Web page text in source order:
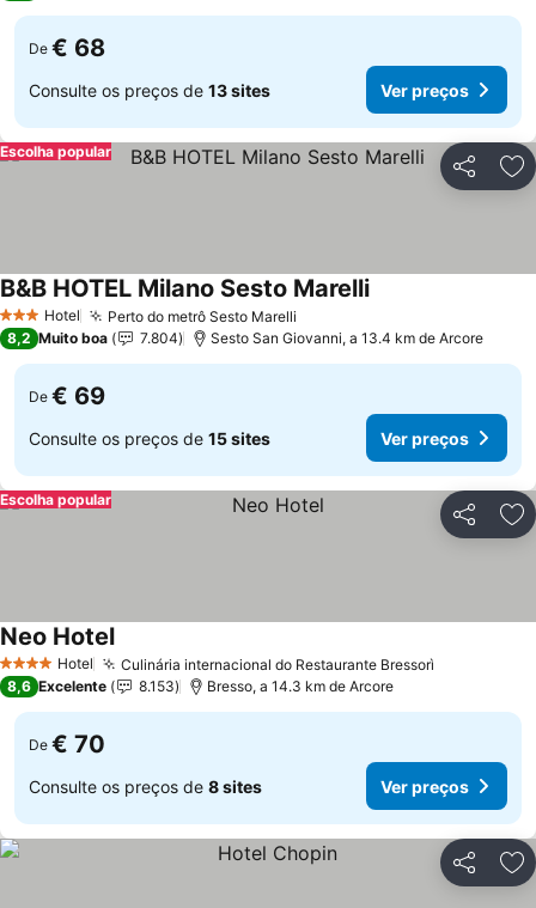
De € 68
Consulte os preços de 13 sites Ver preços
Partilhar
Escolha popular
3 EstrelasHotel Perto do metrô Sesto Marelli
B&B HOTEL Milano Sesto Marelli
8,2 Muito boa 7.804 Sesto San Giovanni, a 13.4 km de Arcore
De € 69
Consulte os preços de 15 sites Ver preços
Partilhar
Escolha popular
4 EstrelasHotel Culinária internacional do Restaurante Bressorì
Neo Hotel
8,6 Excelente 8.153 Bresso, a 14.3 km de Arcore
De € 70
Consulte os preços de 8 sites Ver preços
Partilhar